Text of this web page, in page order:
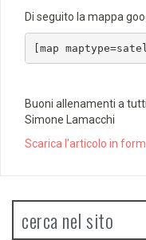
Di seguito la mappa
[map
Buoni allenamenti a tutti
Simone Lamacchi
Scarica l'articolo in
cerca nel sito